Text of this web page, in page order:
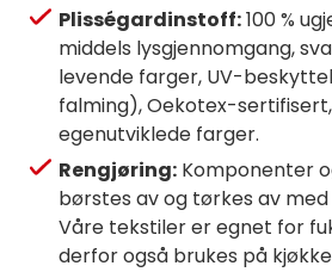
Plisségardinstoff:100 %
middels lysgjennomgang,
levende farger, UV-
falming), Oekotex-
egenutviklede farger.
Rengjøring: Komponenter
børstes av og tørkes av
Våre tekstiler er egnet for
derfor også brukes på